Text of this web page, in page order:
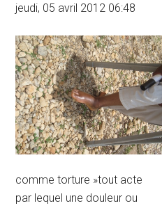
jeudi, 05 avril 2012 06:48
comme torture »tout acte
par lequel une douleur ou